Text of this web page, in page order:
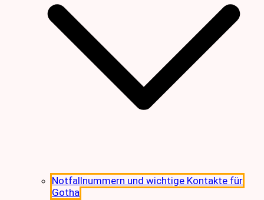
Notfallnummern und wichtige Kontakte für
Gotha